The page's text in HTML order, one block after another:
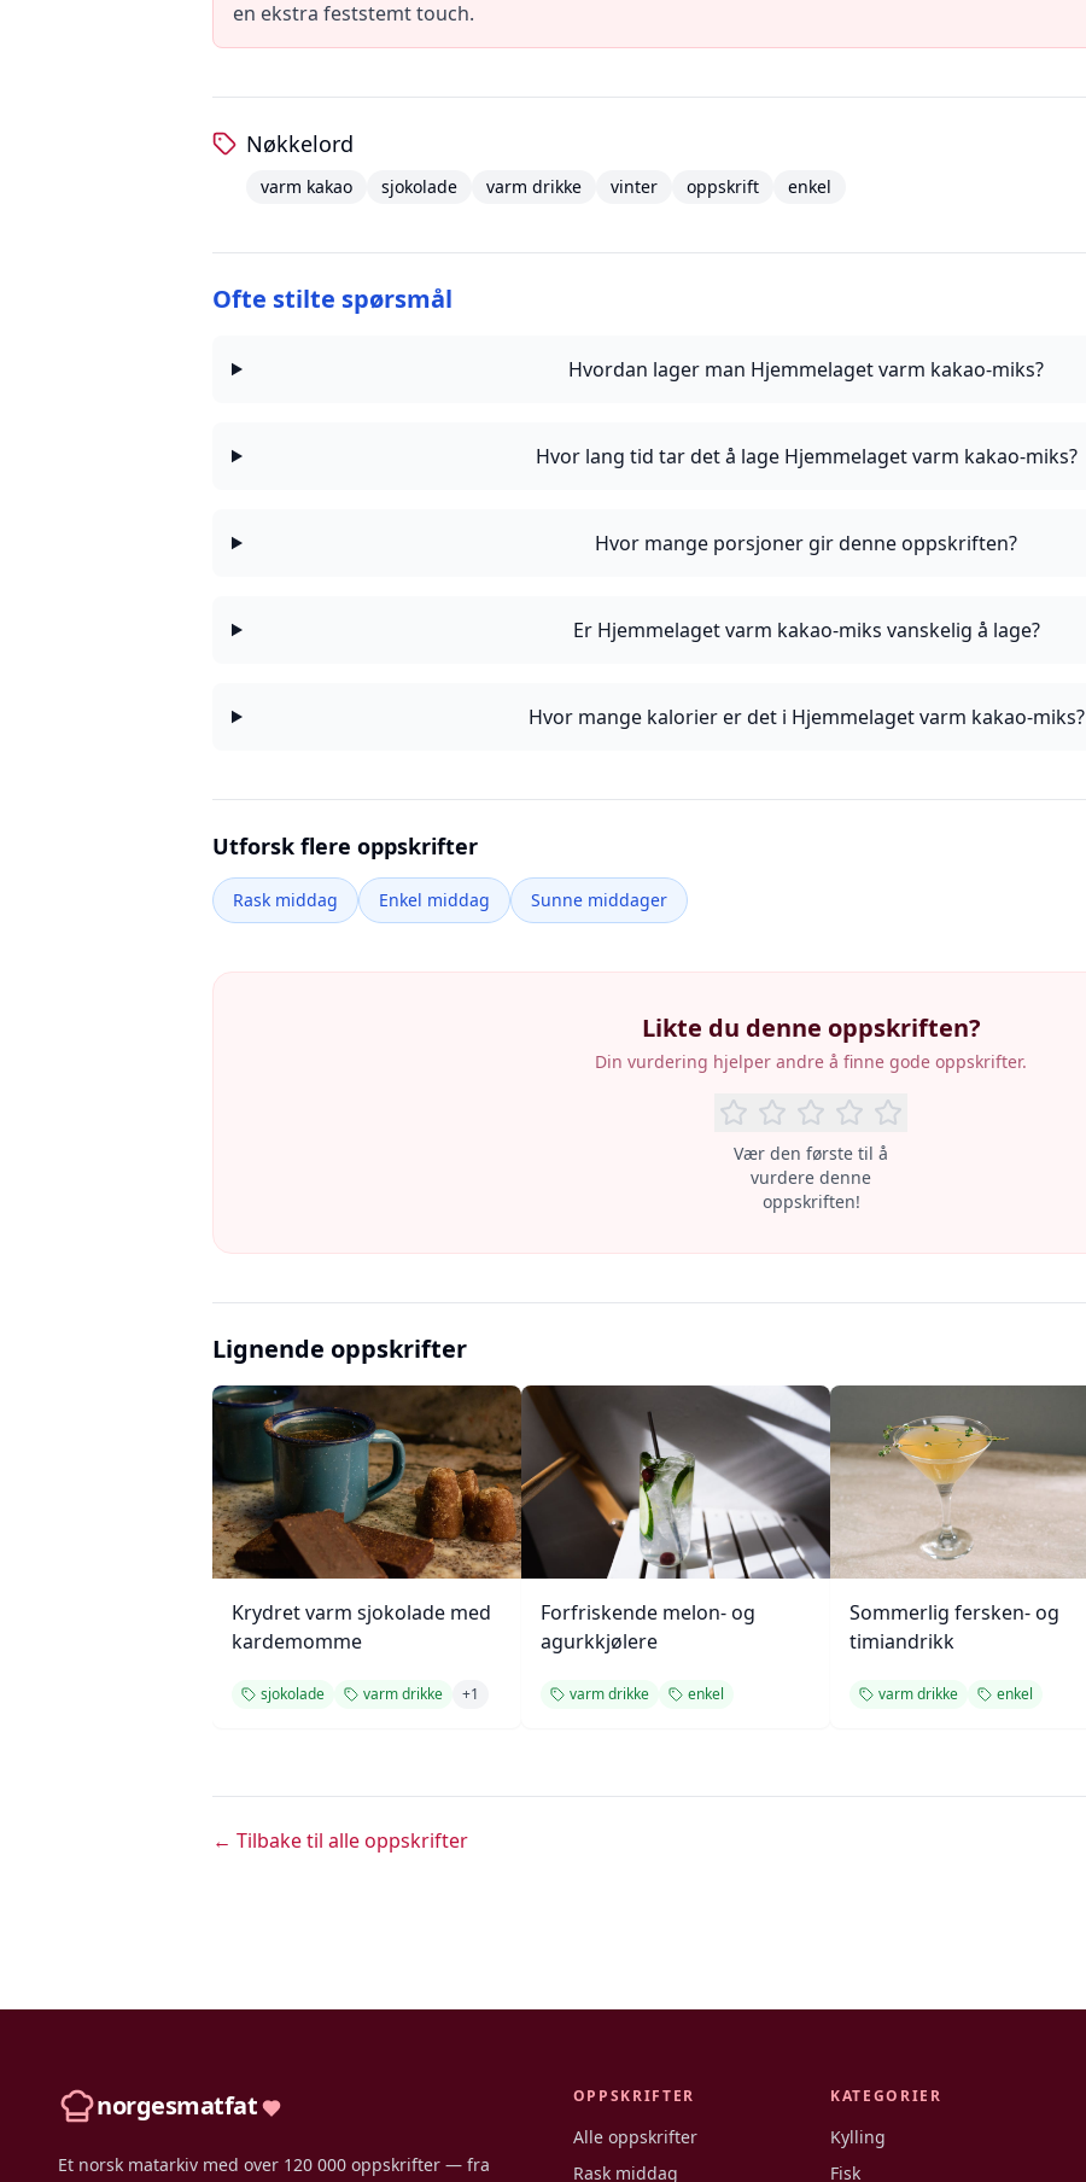
en ekstra feststemt touch.
Nøkkelord
varm kakao sjokolade varm drikke vinter oppskrift enkel
Ofte stilte spørsmål
Hvordan lager man Hjemmelaget varm kakao-miks?
Hvor lang tid tar det å lage Hjemmelaget varm kakao-miks?
Hvor mange porsjoner gir denne oppskriften?
Er Hjemmelaget varm kakao-miks vanskelig å lage?
Hvor mange kalorier er det i Hjemmelaget varm kakao-miks?
Utforsk flere oppskrifter
Rask middag Enkel middag Sunne middager
Likte du denne oppskriften?
Din vurdering hjelper andre å finne gode oppskrifter.
Vær den første til å
vurdere denne
oppskriften!
Lignende oppskrifter
Krydret varm sjokolade med
kardemomme
sjokolade varm drikke +1
Forfriskende melon- og
agurkkjølere
varm drikke enkel
Sommerlig fersken- og
timiandrikk
varm drikke enkel
← Tilbake til alle oppskrifter
norgesmatfat
Et norsk matarkiv med over 120 000 oppskrifter — fra
OPPSKRIFTER
Alle oppskrifter
Rask middag
KATEGORIER
Kylling
Fisk